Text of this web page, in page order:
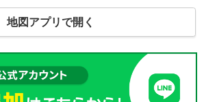
地図アプリで開く